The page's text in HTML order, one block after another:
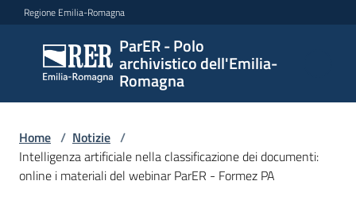
Vai al contenuto
Vai alla navigazione
Vai al footer
Regione Emilia-Romagna
ParER - Polo
archivistico dell'Emilia-
Romagna
ParER -
Polo
archivistico
Romagna
Home / Notizie /
Intelligenza artificiale nella classificazione dei documenti:
online i materiali del webinar ParER - Formez PA